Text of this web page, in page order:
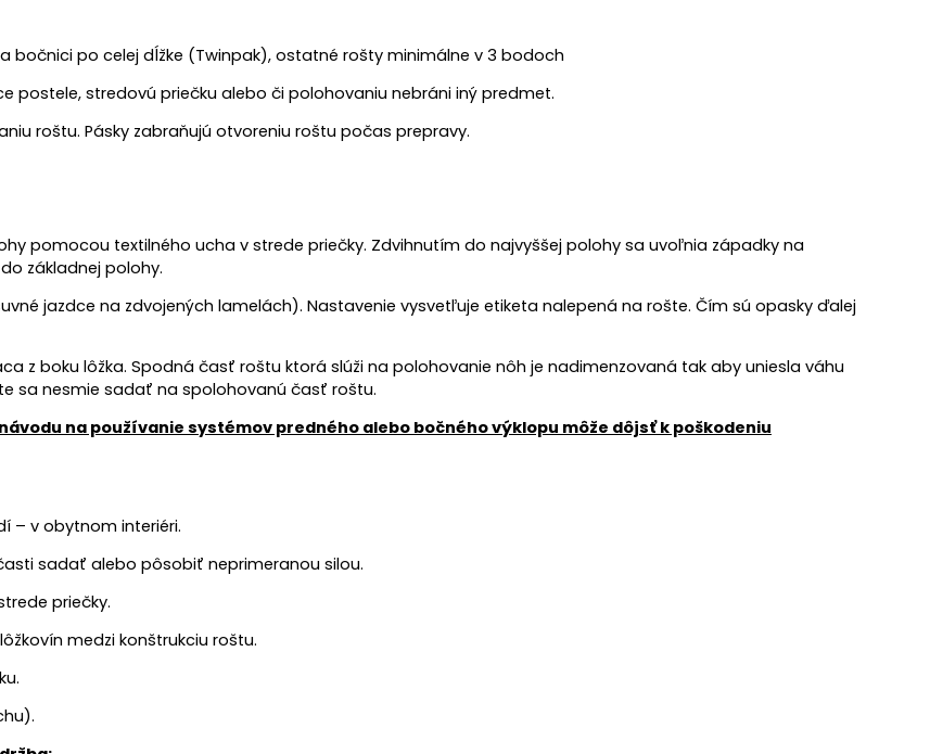
bočnici po celej dĺžke (Twinpak), ostatné rošty minimálne v 3 bodoch
postele, stredovú priečku alebo či polohovaniu nebráni iný predmet.
roštu. Pásky zabraňujú otvoreniu roštu počas prepravy.
pomocou textilného ucha v strede priečky. Zdvihnutím do najvyššej polohy sa uvoľnia západky na
základnej polohy.
jazdce na zdvojených lamelách). Nastavenie vysvetľuje etiketa nalepená na rošte. Čím sú opasky ďalej
z boku lôžka. Spodná časť roštu ktorá slúži na polohovanie nôh je nadimenzovaná tak aby uniesla váhu
sa nesmie sadať na spolohovanú časť roštu.
na používanie systémov predného alebo bočného výklopu môže dôjsť k poškodeniu
– v obytnom interiéri.
sadať alebo pôsobiť neprimeranou silou.
priečky.
medzi konštrukciu roštu.